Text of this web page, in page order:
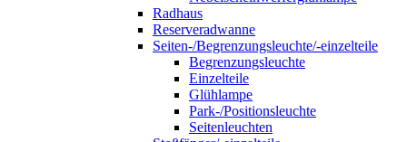
Radhaus
Reserveradwanne
Seiten-/Begrenzungsleuchte/-einzelteile
Begrenzungsleuchte
Einzelteile
Glühlampe
Park-/Positionsleuchte
Seitenleuchten